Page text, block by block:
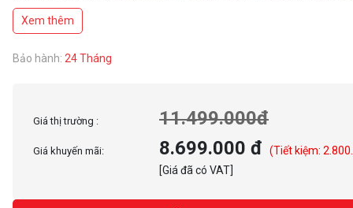
Thiết kế công thái học, sang trọng và nhỏ gọn với chân đế kim loại
Xem thêm
Bảo hành: 24 Tháng
Giá thị trường : 11.499.000đ
Giá khuyến mãi: 8.699.000 đ
(Tiết kiệm:
[Giá đã có VAT]